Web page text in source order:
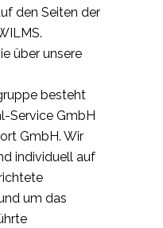
den Seiten der
über unsere
besteht
Service GmbH
GmbH. Wir
individuell auf
um das